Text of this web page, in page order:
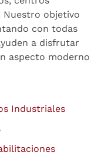
Nuestro objetivo
con todas
a disfrutar
aspecto moderno
Industriales